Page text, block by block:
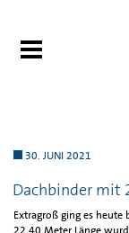
30. JUNI 2021
Dachbinder mit
Extragroß ging es heute